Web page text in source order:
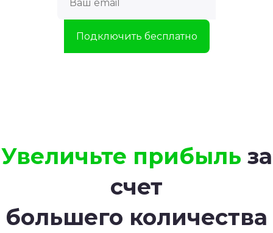
Увеличьте прибыль за
счет
большего количества